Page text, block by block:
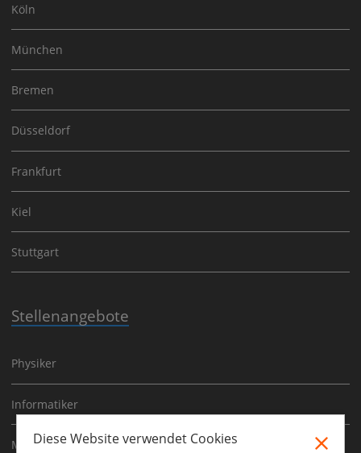
Köln
München
Bremen
Düsseldorf
Frankfurt
Kiel
Stuttgart
Stellenangebote
Physiker
Informatiker
Mathematiker
Diese Website verwendet Cookies